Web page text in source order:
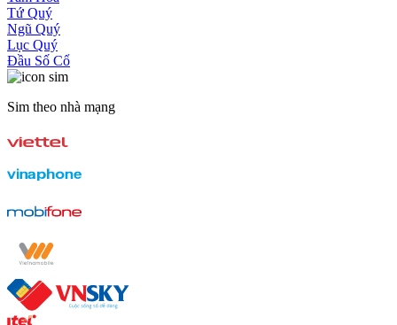
Tứ Quý
Ngũ Quý
Lục Quý
Đầu Số Cổ
Sim theo nhà mạng